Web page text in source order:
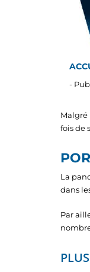
-
Malgré
fois de
La
dans
Par